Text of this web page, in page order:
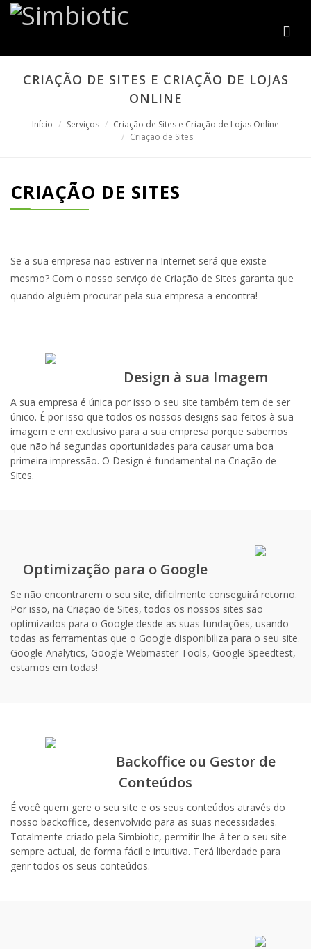
CRIAÇÃO DE SITES E CRIAÇÃO DE LOJAS
ONLINE
Início Serviços
Criação de Sites e Criação de Lojas Online
Criação de Sites
CRIAÇÃO DE SITES
Se a sua empresa não estiver na Internet será que existe
mesmo? Com o nosso serviço de Criação de Sites garanta que
quando alguém procurar pela sua empresa a encontra!
Design à sua Imagem
A sua empresa é única por isso o seu site também tem de ser
único. É por isso que todos os nossos designs são feitos à sua
imagem e em exclusivo para a sua empresa porque sabemos
que não há segundas oportunidades para causar uma boa
primeira impressão. O Design é fundamental na Criação de
Sites.
Optimização para o Google
Se não encontrarem o seu site, dificilmente conseguirá retorno.
Por isso, na Criação de Sites, todos os nossos sites são
optimizados para o Google desde as suas fundações, usando
todas as ferramentas que o Google disponibiliza para o seu site.
Google Analytics, Google Webmaster Tools, Google Speedtest,
estamos em todas!
Backoffice ou Gestor de
Conteúdos
É você quem gere o seu site e os seus conteúdos através do
nosso backoffice, desenvolvido para as suas necessidades.
Totalmente criado pela Simbiotic, permitir-lhe-á ter o seu site
sempre actual, de forma fácil e intuitiva. Terá liberdade para
gerir todos os seus conteúdos.